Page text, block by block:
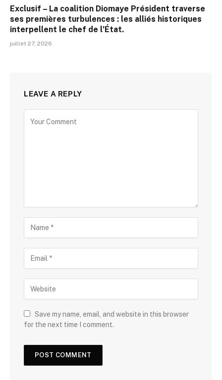
Exclusif – La coalition Diomaye Président traverse
ses premières turbulences : les alliés historiques
interpellent le chef de l’État.
juillet 27, 2026
LEAVE A REPLY
Save my name, email, and website in this browser
for the next time I comment.